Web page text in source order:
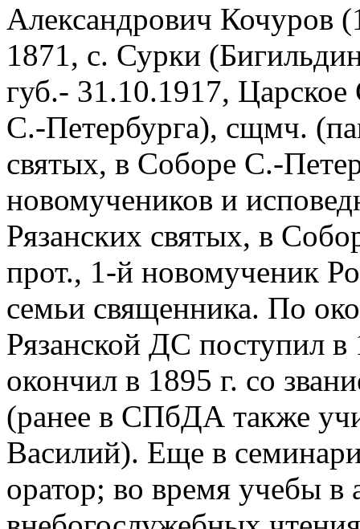
Александрович Кочуров
1871, с. Сурки
губ.- 31.10.1917,
С.-Петербурга), сщмч.
святых, в Соборе С.-
новомучеников и
Рязанских святых, в
прот., 1-й новомученик
семьи священника. По
Рязанской ДС поступил
окончил в 1895 г. со
(ранее в СПбДА также
Василий). Еще в
оратор; во время учебы в